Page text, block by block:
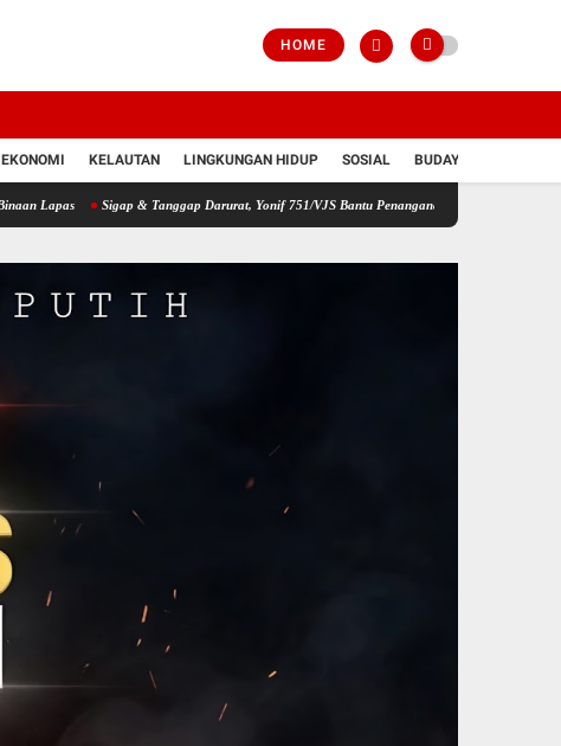
HOME
EKONOMI KELAUTAN LINGKUNGAN HIDUP SOSIAL BUDAYA
Sigap & Tanggap Darurat, Yonif 751/VJS Bantu Penanganan Warga Diduga Keracunan